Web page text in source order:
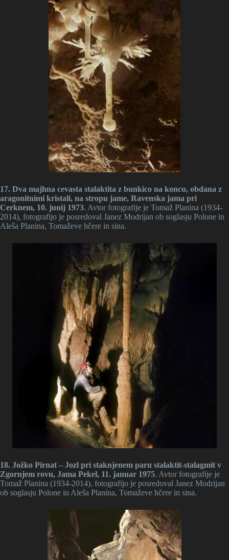
17. Dva majhna cevasta stalaktita z bunkico na koncu, obdana z
aragonitnimi kristali, na stropu jame, Ravenska jama pri
Cerknem, 10. junij 1973. Avtor fotografije je Tomaž Planina (1934-
2014), fotografijo je posredoval Janez Modrijan ob soglasju Polone in
Aleša Planina, Tomaževe hčere in sina.
18. Jožko Pirnat – Jozl pri staknjenem paru stalaktit-stalagmit v
Zgornjem rovu, Jama Pekel, 11. januar 1975. Avtor fotografije je
Tomaž Planina (1934-2014), fotografijo je posredoval Janez Modrijan
ob soglasju Polone in Aleša Planina, Tomaževe hčere in sina.